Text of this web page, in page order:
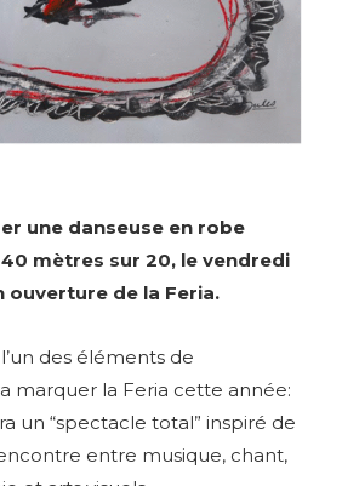
une danseuse en robe
mètres sur 20, le vendredi
ouverture de la Feria.
des éléments de
marquer la Feria cette année:
un “spectacle total” inspiré de
entre musique, chant,